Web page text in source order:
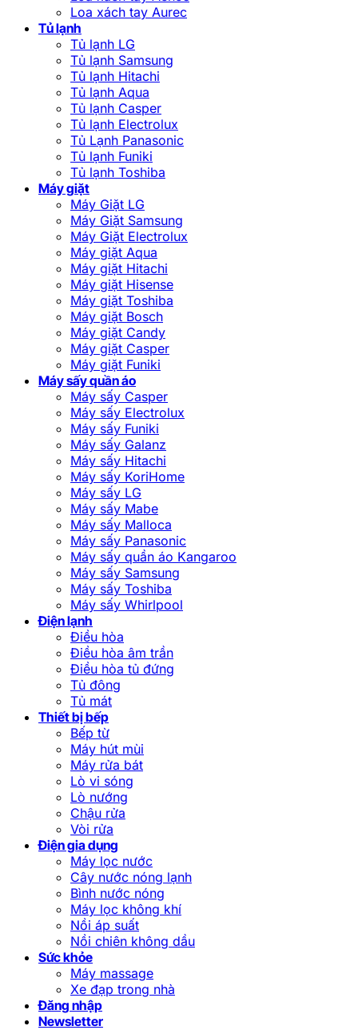
Loa xách tay Aurec
Tủ lạnh
Tủ lạnh LG
Tủ lạnh Samsung
Tủ lạnh Hitachi
Tủ lạnh Aqua
Tủ lạnh Casper
Tủ lạnh Electrolux
Tủ Lạnh Panasonic
Tủ lạnh Funiki
Tủ lạnh Toshiba
Máy giặt
Máy Giặt LG
Máy Giặt Samsung
Máy Giặt Electrolux
Máy giặt Aqua
Máy giặt Hitachi
Máy giặt Hisense
Máy giặt Toshiba
Máy giặt Bosch
Máy giặt Candy
Máy giặt Casper
Máy giặt Funiki
Máy sấy quần áo
Máy sấy Casper
Máy sấy Electrolux
Máy sấy Funiki
Máy sấy Galanz
Máy sấy Hitachi
Máy sấy KoriHome
Máy sấy LG
Máy sấy Mabe
Máy sấy Malloca
Máy sấy Panasonic
Máy sấy quần áo Kangaroo
Máy sấy Samsung
Máy sấy Toshiba
Máy sấy Whirlpool
Điện lạnh
Điều hòa
Điều hòa âm trần
Điều hòa tủ đứng
Tủ đông
Tủ mát
Thiết bị bếp
Bếp từ
Máy hút mùi
Máy rửa bát
Lò vi sóng
Lò nướng
Chậu rửa
Vòi rửa
Điện gia dụng
Máy lọc nước
Cây nước nóng lạnh
Bình nước nóng
Máy lọc không khí
Nồi áp suất
Nồi chiên không dầu
Sức khỏe
Máy massage
Xe đạp trong nhà
Đăng nhập
Newsletter